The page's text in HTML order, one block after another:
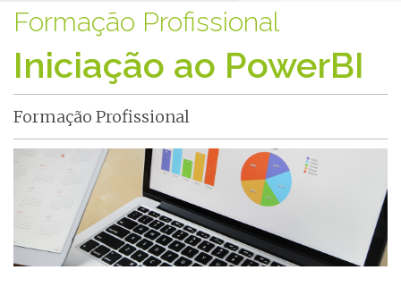
Formação Profissional
Iniciação ao PowerBI
Formação Profissional